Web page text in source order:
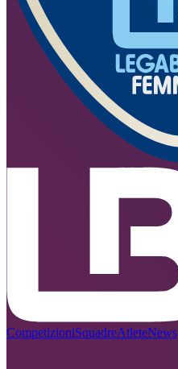
CompetizioniSquadreAtleteNews